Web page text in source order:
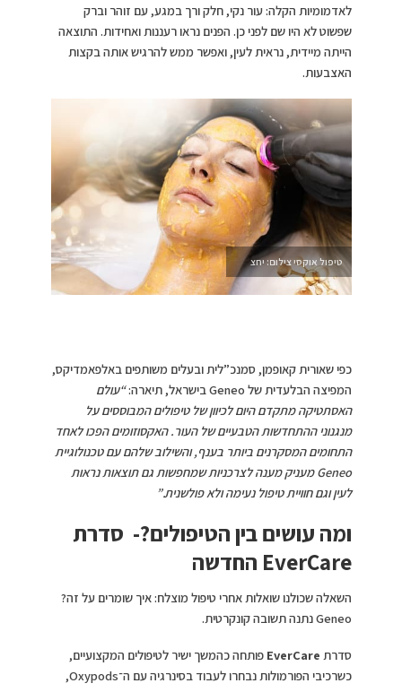
לאדמומיות הקלה: עור נקי, חלק ורך במגע, עם זוהר וברק
שפשוט לא היו שם לפני כן. הפנים נראו רעננות ואחידות. התוצאה
הייתה מיידית, נראית לעין, ואפשר ממש להרגיש אותה בקצות
האצבעות.
טיפול אוקסי צילום: יחצ
כפי שאורית קאופמן, סמנכ”לית ובעלים משותפים באלפאמדיקס,
המפיצה הבלעדית של Geneo בישראל, תיארה:
“עולם
האסתטיקה מתקדם היום לכיוון של טיפולים המבוססים על
מנגנוני ההתחדשות הטבעיים של העור. האקסוזומים הפכו לאחד
התחומים המסקרנים ביותר בענף, והשילוב שלהם עם טכנולוגיית
Geneo מעניק מענה לצרכניות שמחפשות גם תוצאות נראות
לעין וגם חוויית טיפול נעימה ולא פולשנית.”
ומה עושים בין הטיפולים?- סדרת
EverCare החדשה
השאלה שכולנו שואלות אחרי טיפול מוצלח: איך שומרים על זה?
Geneo נתנה תשובה קונקרטית.
סדרת EverCare פותחה כהמשך ישיר לטיפולים המקצועיים,
כשרכיבי הפורמולות נבחרו לעבוד בסינרגיה עם ה־Oxypods,